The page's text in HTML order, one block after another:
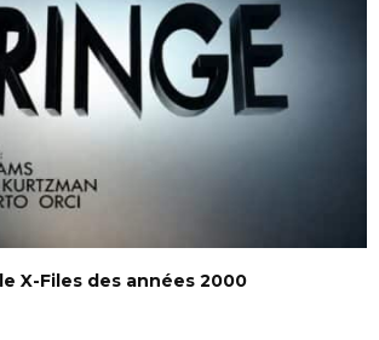
X-Files des années 2000